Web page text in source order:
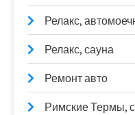
Релакс,
Релакс, сауна
Ремонт авто
Римские Термы,